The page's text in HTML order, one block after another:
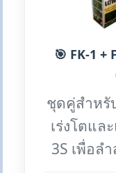
🎯 FK-1 +
ชุดคู่สำหรั
เร่งโตแล
3S เพื่อล